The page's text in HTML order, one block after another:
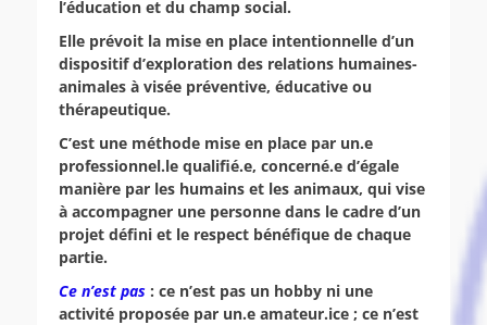
l’éducation et du champ social.
Elle prévoit la mise en place intentionnelle d’un
dispositif d’exploration des relations humaines-
animales à visée préventive, éducative ou
thérapeutique.
C’est une méthode mise en place par un.e
professionnel.le qualifié.e, concerné.e d’égale
manière par les humains et les animaux, qui vise
à accompagner une personne dans le cadre d’un
projet défini et le respect bénéfique de chaque
partie.
Ce n’est pas : ce n’est pas un hobby ni une
activité proposée par un.e amateur.ice ; ce n’est